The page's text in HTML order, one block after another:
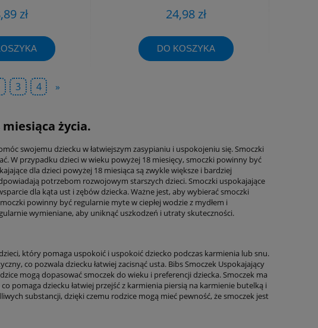
zł 24,98 zł
DO KOSZYKA
3 4 »
życia.
swojemu dziecku w łatwiejszym zasypianiu i uspokojeniu się. Smoczki
W przypadku dzieci w wieku powyżej 18 miesięcy, smoczki powinny być
dla dzieci powyżej 18 miesiąca są zwykle większe i bardziej
potrzebom rozwojowym starszych dzieci. Smoczki uspokajające
dla kąta ust i zębów dziecka. Ważne jest, aby wybierać smoczki
powinny być regularnie myte w ciepłej wodzie z mydłem i
wymieniane, aby uniknąć uszkodzeń i utraty skuteczności.
który pomaga uspokoić i uspokoić dziecko podczas karmienia lub snu.
co pozwala dziecku łatwiej zacisnąć usta. Bibs Smoczek Uspokajający
mogą dopasować smoczek do wieku i preferencji dziecka. Smoczek ma
pomaga dziecku łatwiej przejść z karmienia piersią na karmienie butelką i
substancji, dzięki czemu rodzice mogą mieć pewność, że smoczek jest